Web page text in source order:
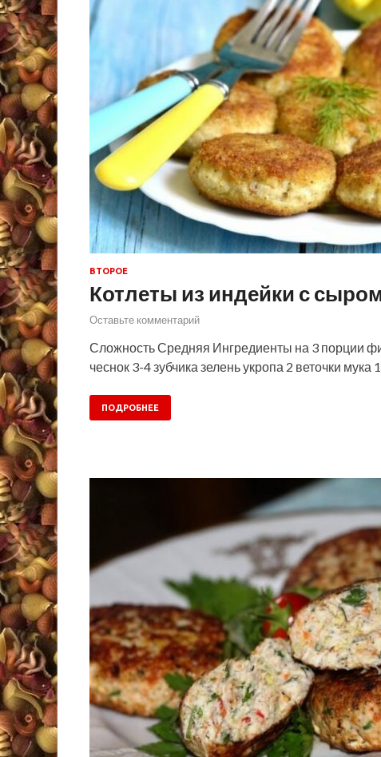
ВТОРОЕ
Котлеты из индейки с
Оставьте комментарий
Сложность Средняя Ингредиенты на 3 порции
чеснок 3-4 зубчика зелень укропа 2 веточки
ПОДРОБНЕЕ